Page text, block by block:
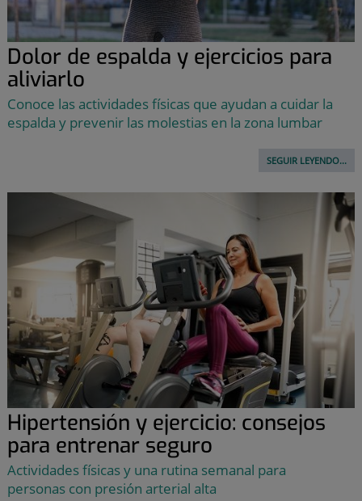
Dolor de espalda y ejercicios para
aliviarlo
Conoce las actividades físicas que ayudan a cuidar la
espalda y prevenir las molestias en la zona lumbar
SEGUIR LEYENDO...
Hipertensión y ejercicio: consejos
para entrenar seguro
Actividades físicas y una rutina semanal para
personas con presión arterial alta